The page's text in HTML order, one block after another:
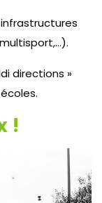
directions »
!